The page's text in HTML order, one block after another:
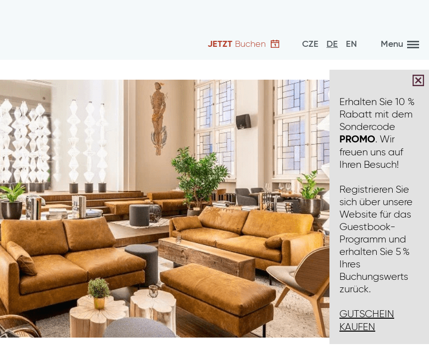
JETZT Buchen CZE DE EN Menu
Erhalten Sie 10 %
Rabatt mit dem
Sondercode
PROMO. Wir
freuen uns auf
Ihren Besuch!
Registrieren Sie
sich über unsere
Website für das
Guestbook-
Programm und
erhalten Sie 5 %
Ihres
Buchungswerts
zurück.
GUTSCHEIN
KAUFEN